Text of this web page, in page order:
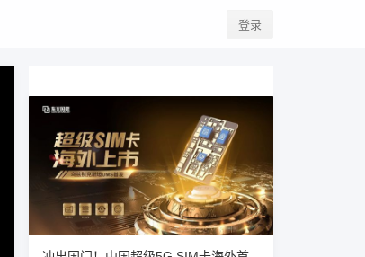
登录